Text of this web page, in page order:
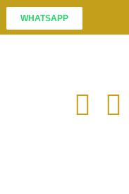
WHATSAPP